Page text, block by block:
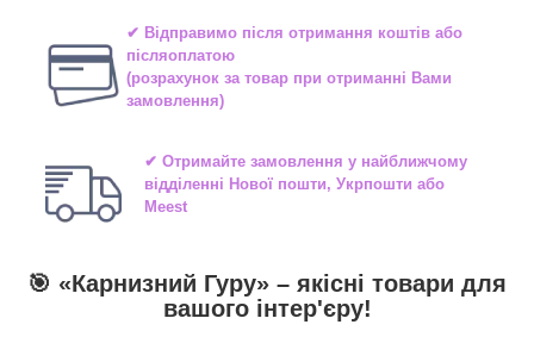
✔ Відправимо після отримання коштів або
післяоплатою
(розрахунок за товар при отриманні Вами
замовлення)
✔ Отримайте замовлення у найближчому
відділенні Нової пошти, Укрпошти або
Meest
🎯 «Карнизний Гуру» – якісні товари для
вашого інтер'єру!